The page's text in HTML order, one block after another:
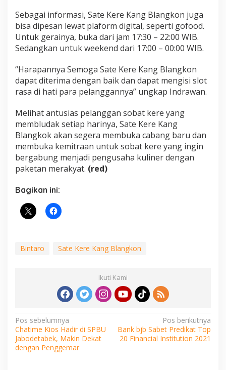
Sebagai informasi, Sate Kere Kang Blangkon juga
bisa dipesan lewat plaform digital, seperti gofood.
Untuk gerainya, buka dari jam 17:30 – 22:00 WIB.
Sedangkan untuk weekend dari 17:00 – 00:00 WIB.
“Harapannya Semoga Sate Kere Kang Blangkon
dapat diterima dengan baik dan dapat mengisi slot
rasa di hati para pelanggannya” ungkap Indrawan.
Melihat antusias pelanggan sobat kere yang
membludak setiap harinya, Sate Kere Kang
Blangkok akan segera membuka cabang baru dan
membuka kemitraan untuk sobat kere yang ingin
bergabung menjadi pengusaha kuliner dengan
paketan merakyat. (red)
Bagikan ini:
Bintaro Sate Kere Kang Blangkon
Ikuti Kami
Navigasi
pos
Pos sebelumnya
Chatime Kios Hadir di SPBU
Jabodetabek, Makin Dekat
dengan Penggemar
Pos berikutnya
Bank bjb Sabet Predikat Top
20 Financial Institution 2021